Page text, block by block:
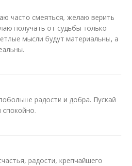
часто смеяться, желаю верить
получать от судьбы только
мысли будут материальны, а
радости и добра. Пускай
спокойно.
радости, крепчайшего